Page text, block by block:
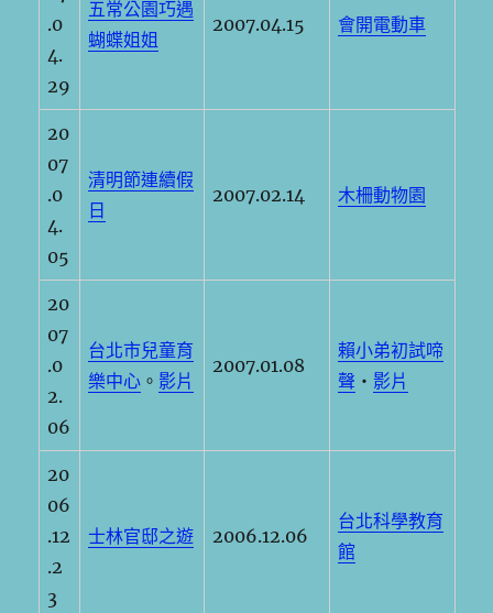
.0
4.
29
五常公園巧遇
蝴蝶姐姐
2007.04.15 會開電動車
20
07
.0
4.
05
清明節連續假
日
2007.02.14 木柵動物園
20
07
.0
2.
06
台北市兒童育
樂中心。 影片
2007.01.08
賴小弟初試啼
聲 ‧ 影片
20
06
.12
.2
3
士林官邸之遊 2006.12.06
台北科學教育
館